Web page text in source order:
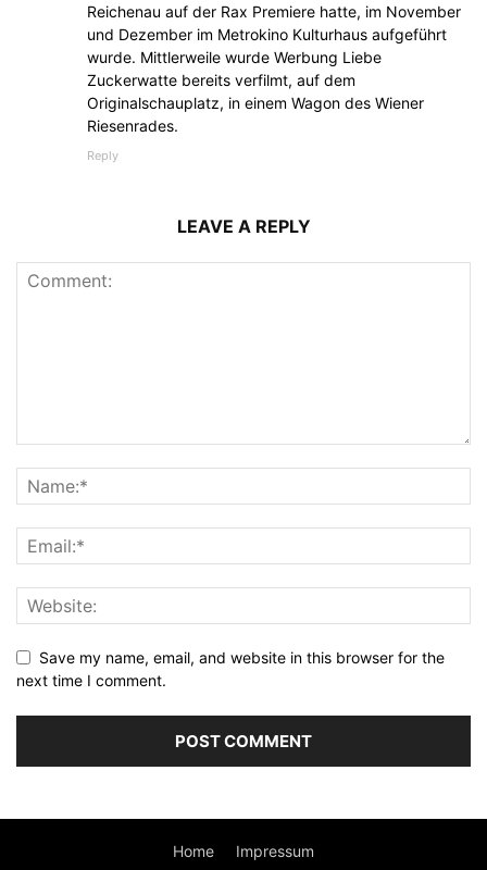
Reichenau auf der Rax Premiere hatte, im November
und Dezember im Metrokino Kulturhaus aufgeführt
wurde. Mittlerweile wurde Werbung Liebe
Zuckerwatte bereits verfilmt, auf dem
Originalschauplatz, in einem Wagon des Wiener
Riesenrades.
Reply
LEAVE A REPLY
Save my name, email, and website in this browser for the
next time I comment.
Home Impressum